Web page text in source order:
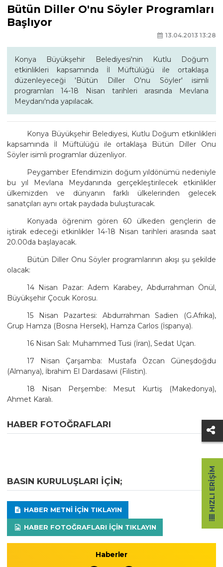
Bütün Diller O'nu Söyler Programları
Başlıyor
13.04.2013 13:28
Konya Büyükşehir Belediyesi'nin Kutlu Doğum
etkinlikleri kapsamında İl Müftülüğü ile ortaklaşa
düzenleyeceği 'Bütün Diller O'nu Söyler' isimli
programları 14-18 Nisan tarihleri arasında Mevlana
Meydanı'nda yapılacak.
Konya Büyükşehir Belediyesi, Kutlu Doğum etkinlikleri
kapsamında İl Müftülüğü ile ortaklaşa Bütün Diller Onu
Söyler isimli programlar düzenliyor.
Peygamber Efendimizin doğum yıldönümü nedeniyle
bu yıl Mevlana Meydanında gerçekleştirilecek etkinlikler
ülkemizden ve dünyanın farklı ülkelerinden gelecek
sanatçıları aynı ortak paydada buluşturacak.
Konyada öğrenim gören 60 ülkeden gençlerin de
iştirak edeceği etkinlikler 14-18 Nisan tarihleri arasında saat
20.00da başlayacak.
Bütün Diller Onu Söyler programlarının akışı şu şekilde
olacak:
14 Nisan Pazar: Adem Karabey, Abdurrahman Önül,
Büyükşehir Çocuk Korosu.
15 Nisan Pazartesi: Abdurrahman Sadien (G.Afrika),
Grup Hamza (Bosna Hersek), Hamza Carlos (İspanya).
16 Nisan Salı: Muhammed Tusi (İran), Sedat Uçan.
17 Nisan Çarşamba: Mustafa Özcan Güneşdoğdu
(Almanya), İbrahim El Dardasawi (Filistin).
18 Nisan Perşembe: Mesut Kurtiş (Makedonya),
Ahmet Karalı.
HABER FOTOĞRAFLARI
BASIN KURULUŞLARI IÇIN;
HABER METNI IÇIN TIKLAYIN
HABER FOTOĞRAFLARI IÇIN TIKLAYIN
Haberler
HIZLI ERIŞIM